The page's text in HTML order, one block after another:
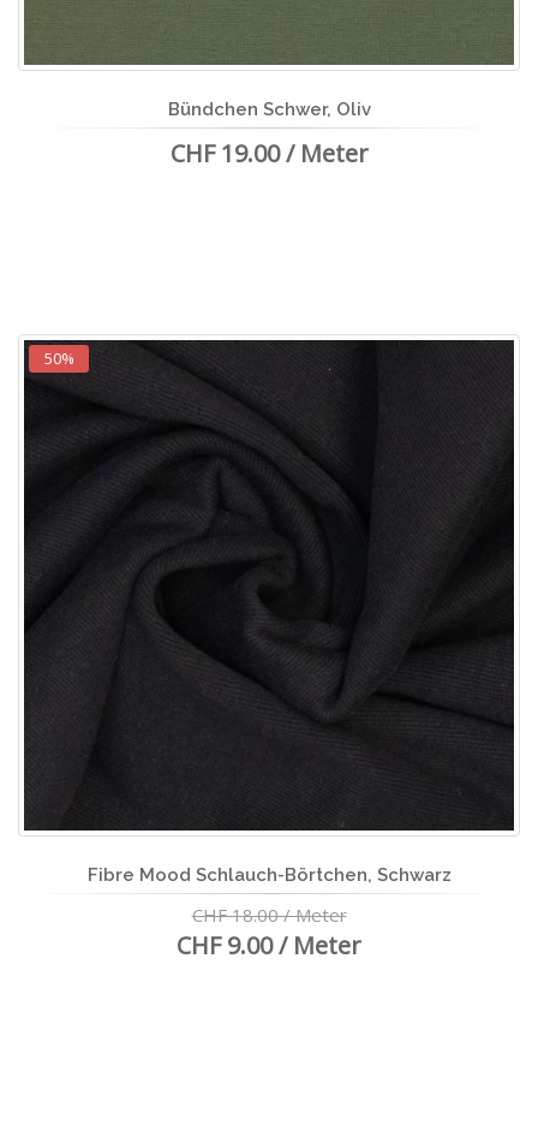
Bündchen Schwer, Oliv
CHF 19.00 / Meter
50%
Fibre Mood Schlauch-Börtchen, Schwarz
CHF 18.00 / Meter
CHF 9.00 / Meter